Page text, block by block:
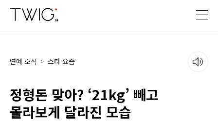
연예 소식 > 스타 요즘
정형돈 맞아? ‘21kg’ 빼고
몰라보게 달라진 모습